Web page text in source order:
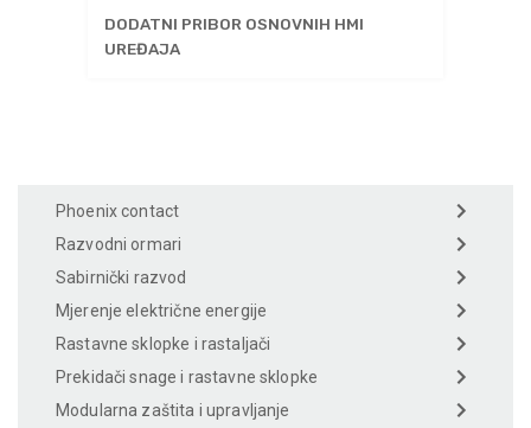
DODATNI PRIBOR OSNOVNIH HMI
UREĐAJA
Phoenix contact
Razvodni ormari
Sabirnički razvod
Mjerenje električne energije
Rastavne sklopke i rastaljači
Prekidači snage i rastavne sklopke
Modularna zaštita i upravljanje